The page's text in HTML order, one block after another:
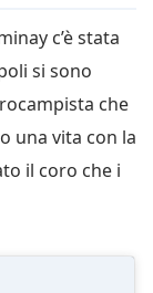
c’è stata
si sono
che
una vita con la
il coro che i